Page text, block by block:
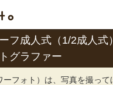
フ成人式（1/2成人式
グラファー
フォト）は、写真を撮って